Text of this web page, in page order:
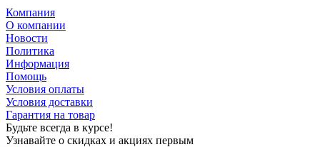
Компания
О компании
Новости
Политика
Информация
Помощь
Условия оплаты
Условия доставки
Гарантия на товар
Будьте всегда в курсе!
Узнавайте о скидках и акциях первым